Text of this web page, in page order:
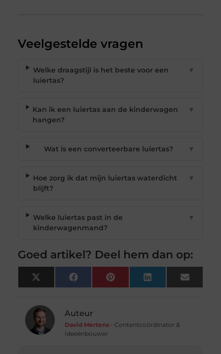
Veelgestelde vragen
Welke draagstijl is het beste voor een
luiertas?
▼
Kan ik een luiertas aan de kinderwagen
hangen?
▼
Wat is een converteerbare luiertas? ▼
Hoe zorg ik dat mijn luiertas waterdicht
blijft?
▼
Welke luiertas past in de
kinderwagenmand?
▼
Goed artikel? Deel hem dan op:
X
(Twitter)
FacebookPinterest LinkedIn Email
Auteur
David Mertens- Contentcoördinator &
Ideeënbouwer